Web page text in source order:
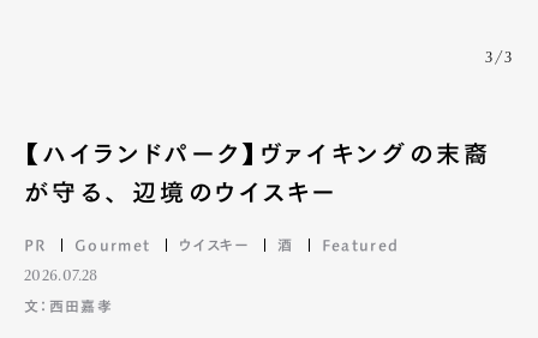
3/3
【ハイランドパーク】ヴァイキングの末裔
が守る、 辺境のウイスキー
PR Gourmet ウイスキー 酒 Featured
2026.07.28
文：西田嘉孝